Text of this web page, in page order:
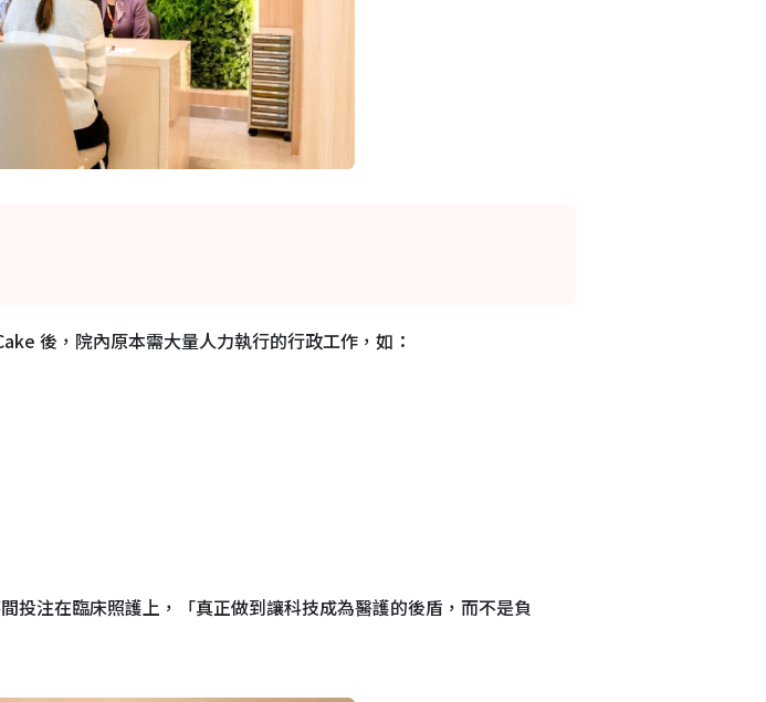
後，院內原本需大量人力執行的行政工作，如：
投注在臨床照護上，「真正做到讓科技成為醫護的後盾，而不是負